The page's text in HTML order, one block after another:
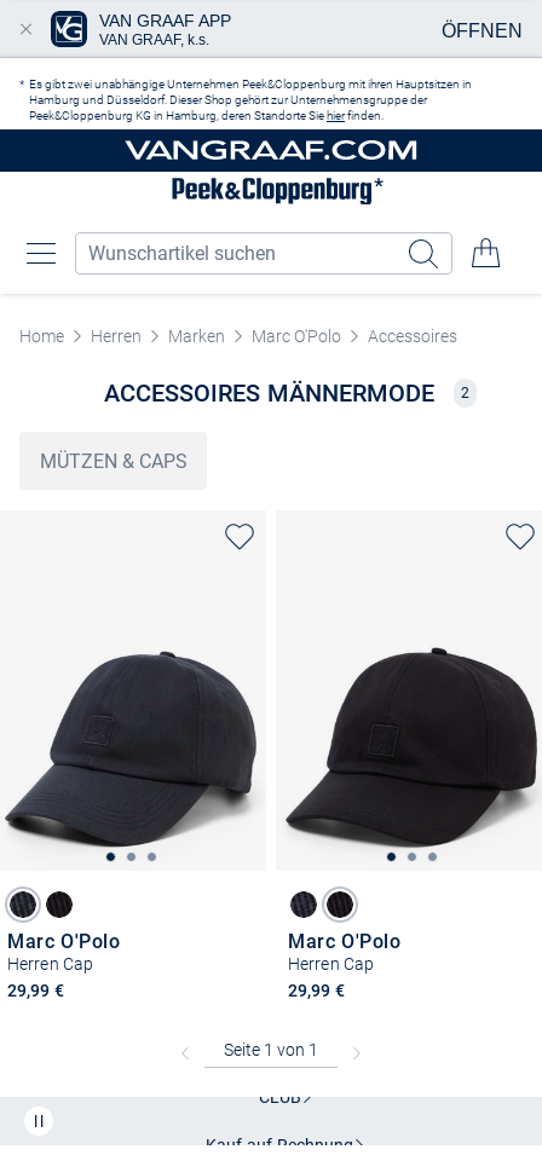
Es gibt zwei unabhängige Unternehmen Peek&Cloppenburg mit ihren Hauptsitzen in
Hamburg und Düsseldorf. Dieser Shop gehört zur Unternehmensgruppe der
Peek&Cloppenburg KG in Hamburg, deren Standorte Sie hierfinden.
Home Herren Marken Marc O'Polo Accessoires
ACCESSOIRES MÄNNERMODE 2
MÜTZEN & CAPS
Marc O'Polo
Herren Cap
29,99 €
Marc O'Polo
Herren Cap
29,99 €
Kostenlose Lieferung und Retoure mit unserem Friends
CLUB
Kauf auf Rechnung
VAN GRAAF APP
VAN GRAAF, k.s. ÖFFNEN